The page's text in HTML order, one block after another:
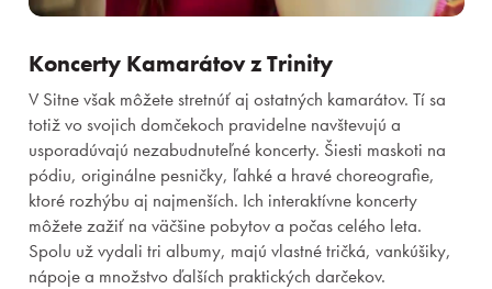
Prihlásiť sa
Registrácia Zabudnuté heslo
Gastronómia
Wellness & Spa
O nás
Koncerty Kamarátov z Trinity
V Sitne však môžete stretnúť aj ostatných kamarátov. Tí sa
totiž vo svojich domčekoch pravidelne navštevujú a
usporadúvajú nezabudnuteľné koncerty. Šiesti maskoti na
pódiu, originálne pesničky, ľahké a hravé choreografie,
ktoré rozhýbu aj najmenších. Ich interaktívne koncerty
môžete zažiť na väčšine pobytov a počas celého leta.
Spolu už vydali tri albumy, majú vlastné tričká, vankúšiky,
nápoje a množstvo ďalších praktických darčekov.